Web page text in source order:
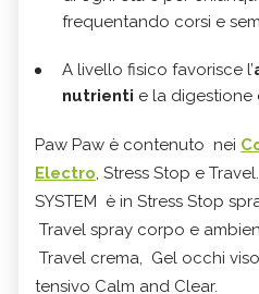
frequentando corsi e
A livello fisico favorisce l’
nutrienti e la digestione
Paw Paw è contenuto nei
Electro, Stress Stop e
SYSTEM è in Stress Stop
Travel spray corpo e
Travel crema, Gel occhi
tensivo Calm and Clear.